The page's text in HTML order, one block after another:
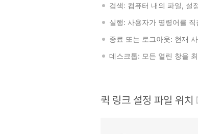
검색: 컴퓨터 내의 파일, 설
실행: 사용자가 명령어를
종료 또는 로그아웃: 현재
데스크톱: 모든 열린 창을
퀵 링크 설정 파일 위치